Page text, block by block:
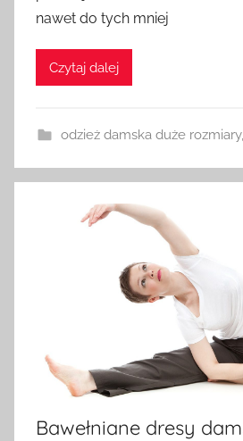
nawet do tych mniej
Czytaj dalej
odzież damska duże rozmiary,
Bawełniane dresy